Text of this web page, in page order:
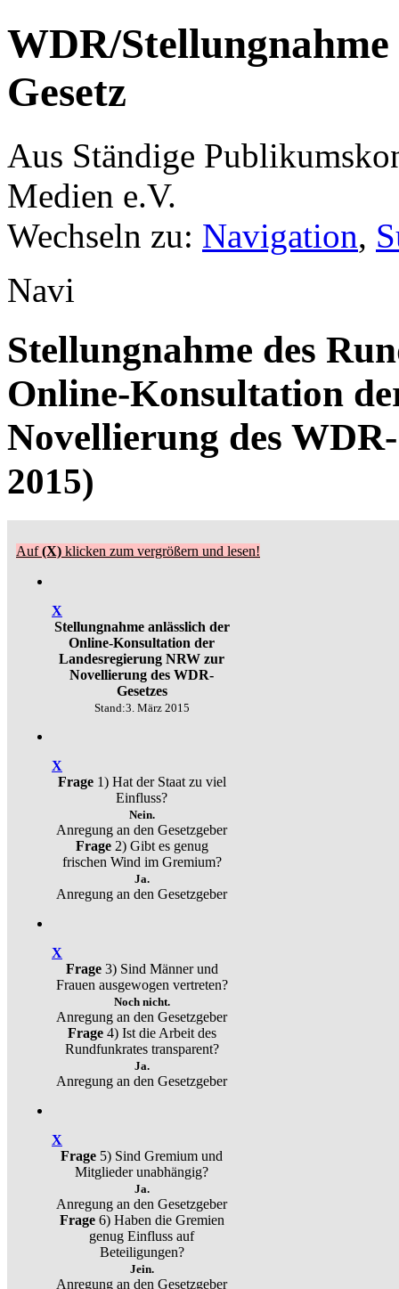
WDR/
Gesetz
Aus Ständige
Medien e.V.
Wechseln zu: Navigation,
Navi
Stellungnahme des
Online-Konsultation
Novellierung des
2015)
Auf(X) klicken zum vergrößern und lesen!
X
Stellungnahme anlässlich der
Online-Konsultation der
Landesregierung NRW zur
Novellierung des WDR-
Gesetzes
Stand:3. März 2015
X
Frage1) Hat der Staat zu viel
Einfluss?
Nein.
Anregung an den Gesetzgeber
Frage2) Gibt es genug
frischen Wind im Gremium?
Ja.
Anregung an den Gesetzgeber
X
Frage3) Sind Männer und
Frauen ausgewogen vertreten?
Noch nicht.
Anregung an den Gesetzgeber
Frage4) Ist die Arbeit des
Rundfunkrates transparent?
Ja.
Anregung an den Gesetzgeber
X
Frage 5) Sind Gremium und
Mitglieder unabhängig?
Ja.
Anregung an den Gesetzgeber
Frage6) Haben die Gremien
genug Einfluss auf
Beteiligungen?
Jein.
Anregung an den Gesetzgeber